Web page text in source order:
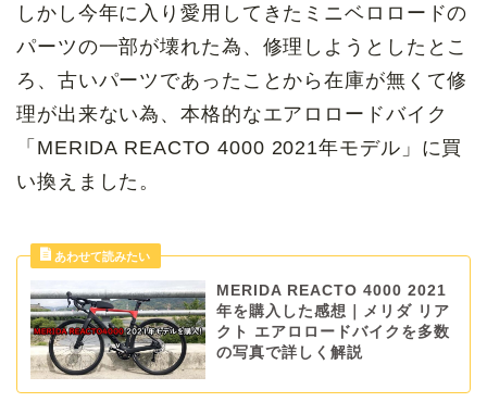
しかし今年に入り愛用してきたミニベロロードの
パーツの一部が壊れた為、修理しようとしたとこ
ろ、古いパーツであったことから在庫が無くて修
理が出来ない為、本格的なエアロロードバイク
「MERIDA REACTO 4000 2021年モデル」に買
い換えました。
MERIDA REACTO 4000 2021
年を購入した感想｜メリダ リア
クト エアロロードバイクを多数
の写真で詳しく解説